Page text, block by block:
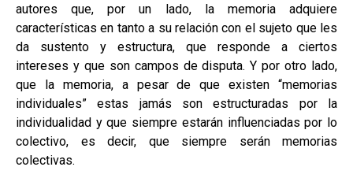
autores que, por un lado, la memoria adquiere
características en tanto a su relación con el sujeto que les
da sustento y estructura, que responde a ciertos
intereses y que son campos de disputa. Y por otro lado,
que la memoria, a pesar de que existen “memorias
individuales” estas jamás son estructuradas por la
individualidad y que siempre estarán influenciadas por lo
colectivo, es decir, que siempre serán memorias
colectivas.